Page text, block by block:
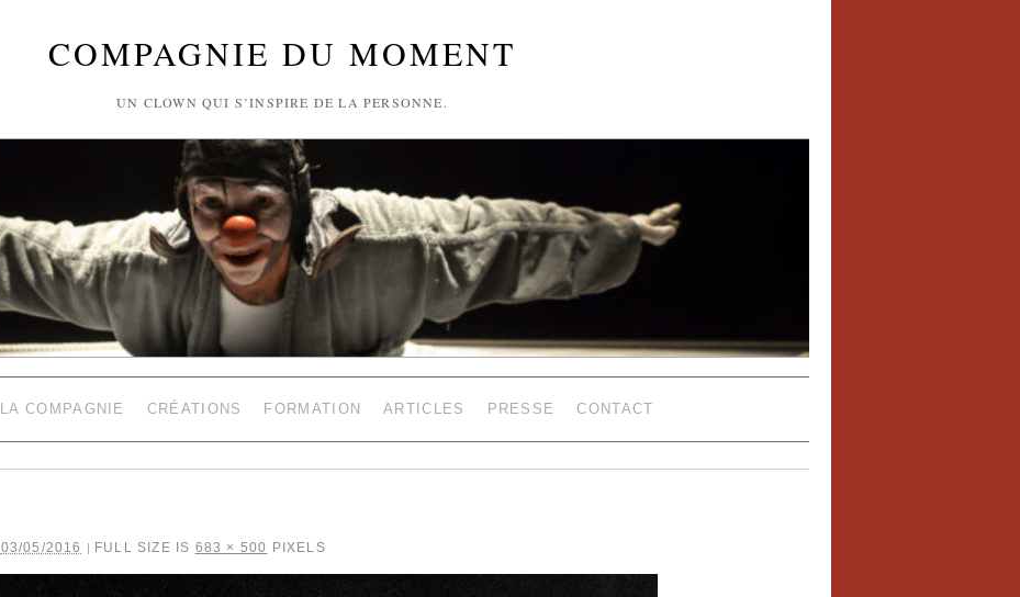
COMPAGNIE DU MOMENT
UN CLOWN QUI S’INSPIRE DE LA PERSONNE.
LA COMPAGNIE CRÉATIONS FORMATION ARTICLES PRESSE CONTACT
03/05/2016 | FULL SIZE IS 683 × 500 PIXELS